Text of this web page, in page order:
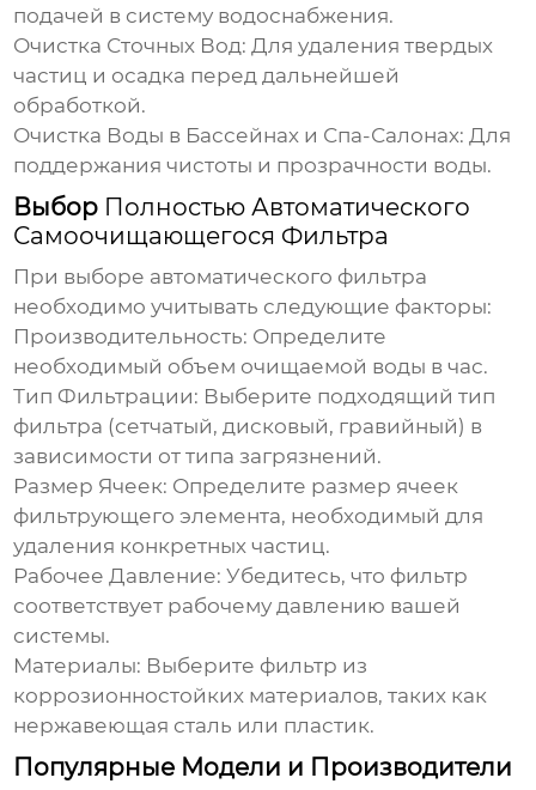
подачей в систему водоснабжения.
Очистка Сточных Вод: Для удаления твердых
частиц и осадка перед дальнейшей
обработкой.
Очистка Воды в Бассейнах и Спа-Салонах: Для
поддержания чистоты и прозрачности воды.
Выбор Полностью Автоматического
Самоочищающегося Фильтра
При выборе автоматического фильтра
необходимо учитывать следующие факторы:
Производительность: Определите
необходимый объем очищаемой воды в час.
Тип Фильтрации: Выберите подходящий тип
фильтра (сетчатый, дисковый, гравийный) в
зависимости от типа загрязнений.
Размер Ячеек: Определите размер ячеек
фильтрующего элемента, необходимый для
удаления конкретных частиц.
Рабочее Давление: Убедитесь, что фильтр
соответствует рабочему давлению вашей
системы.
Материалы: Выберите фильтр из
коррозионностойких материалов, таких как
нержавеющая сталь или пластик.
Популярные Модели и Производители